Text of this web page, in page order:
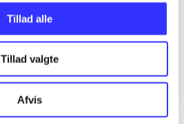
Tillad alle
Tillad valgte
Afvis